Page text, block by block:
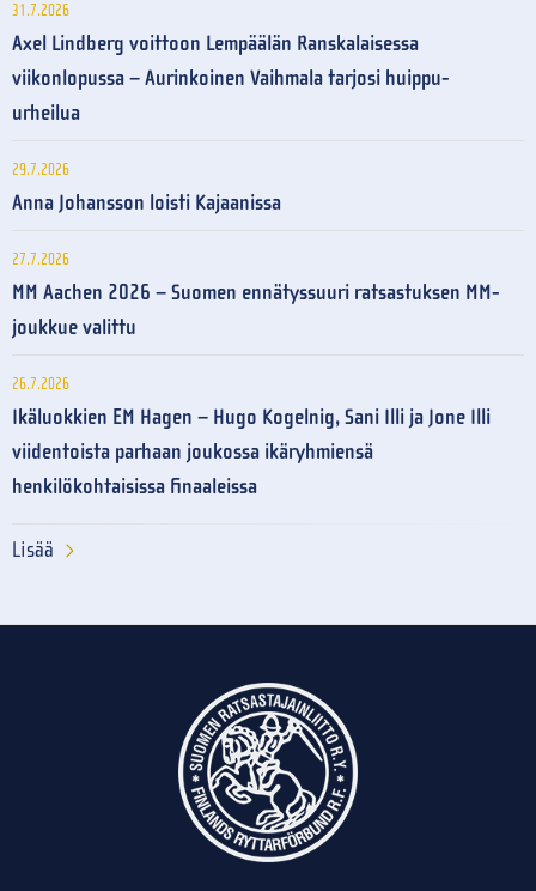
31.7.2026
Axel Lindberg voittoon Lempäälän Ranskalaisessa
viikonlopussa – Aurinkoinen Vaihmala tarjosi huippu-
urheilua
29.7.2026
Anna Johansson loisti Kajaanissa
27.7.2026
MM Aachen 2026 – Suomen ennätyssuuri ratsastuksen MM-
joukkue valittu
26.7.2026
Ikäluokkien EM Hagen – Hugo Kogelnig, Sani Illi ja Jone Illi
viidentoista parhaan joukossa ikäryhmiensä
henkilökohtaisissa finaaleissa
Lisää